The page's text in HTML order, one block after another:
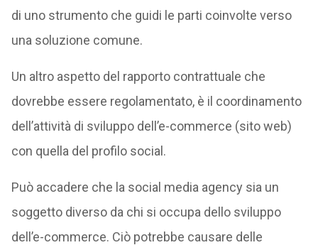
di uno strumento che guidi le parti coinvolte verso
una soluzione comune.
Un altro aspetto del rapporto contrattuale che
dovrebbe essere regolamentato, è il coordinamento
dell’attività di sviluppo dell’e-commerce (sito web)
con quella del profilo social.
Può accadere che la social media agency sia un
soggetto diverso da chi si occupa dello sviluppo
dell’e-commerce. Ciò potrebbe causare delle